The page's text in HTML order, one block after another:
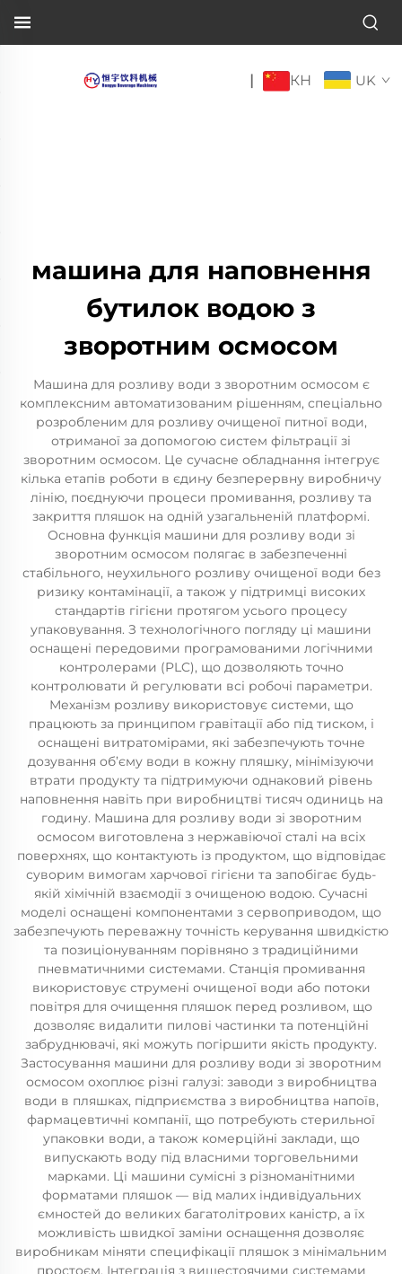
| КН UK
машина для наповнення
бутилок водою з
зворотним осмосом
Машина для розливу води з зворотним осмосом є
комплексним автоматизованим рішенням, спеціально
розробленим для розливу очищеної питної води,
отриманої за допомогою систем фільтрації зі
зворотним осмосом. Це сучасне обладнання інтегрує
кілька етапів роботи в єдину безперервну виробничу
лінію, поєднуючи процеси промивання, розливу та
закриття пляшок на одній узагальненій платформі.
Основна функція машини для розливу води зі
зворотним осмосом полягає в забезпеченні
стабільного, неухильного розливу очищеної води без
ризику контамінації, а також у підтримці високих
стандартів гігієни протягом усього процесу
упаковування. З технологічного погляду ці машини
оснащені передовими програмованими логічними
контролерами (PLC), що дозволяють точно
контролювати й регулювати всі робочі параметри.
Механізм розливу використовує системи, що
працюють за принципом гравітації або під тиском, і
оснащені витратомірами, які забезпечують точне
дозування об’єму води в кожну пляшку, мінімізуючи
втрати продукту та підтримуючи однаковий рівень
наповнення навіть при виробництві тисяч одиниць на
годину. Машина для розливу води зі зворотним
осмосом виготовлена з нержавіючої сталі на всіх
поверхнях, що контактують із продуктом, що відповідає
суворим вимогам харчової гігієни та запобігає будь-
якій хімічній взаємодії з очищеною водою. Сучасні
моделі оснащені компонентами з сервоприводом, що
забезпечують переважну точність керування швидкістю
та позиціонуванням порівняно з традиційними
пневматичними системами. Станція промивання
використовує струмені очищеної води або потоки
повітря для очищення пляшок перед розливом, що
дозволяє видалити пилові частинки та потенційні
забруднювачі, які можуть погіршити якість продукту.
Застосування машини для розливу води зі зворотним
осмосом охоплює різні галузі: заводи з виробництва
води в пляшках, підприємства з виробництва напоїв,
фармацевтичні компанії, що потребують стерильної
упаковки води, а також комерційні заклади, що
випускають воду під власними торговельними
марками. Ці машини сумісні з різноманітними
форматами пляшок — від малих індивідуальних
ємностей до великих багатолітрових каністр, а їх
можливість швидкої заміни оснащення дозволяє
виробникам міняти специфікації пляшок з мінімальним
простоєм. Інтеграція з вищестоячими системами